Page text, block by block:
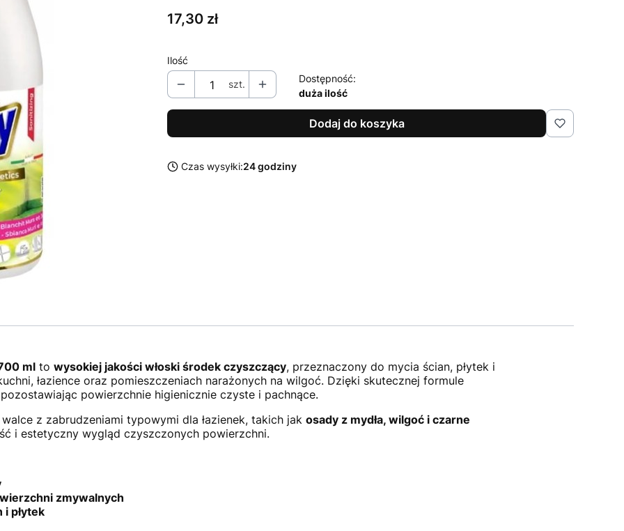
Cena
17,30 zł
Ilość
szt.
Dostępność:
duża ilość
Dodaj do koszyka
Czas wysyłki:24 godziny
mlto wysokiej jakości włoski środek czyszczący, przeznaczony do mycia ścian, płytek i
łazience oraz pomieszczeniach narażonych na wilgoć. Dzięki skutecznej formule
powierzchnie higienicznie czyste i pachnące.
z zabrudzeniami typowymi dla łazienek, takich jak osady z mydła, wilgoć i czarne
i estetyczny wygląd czyszczonych powierzchni.
zmywalnych
i płytek